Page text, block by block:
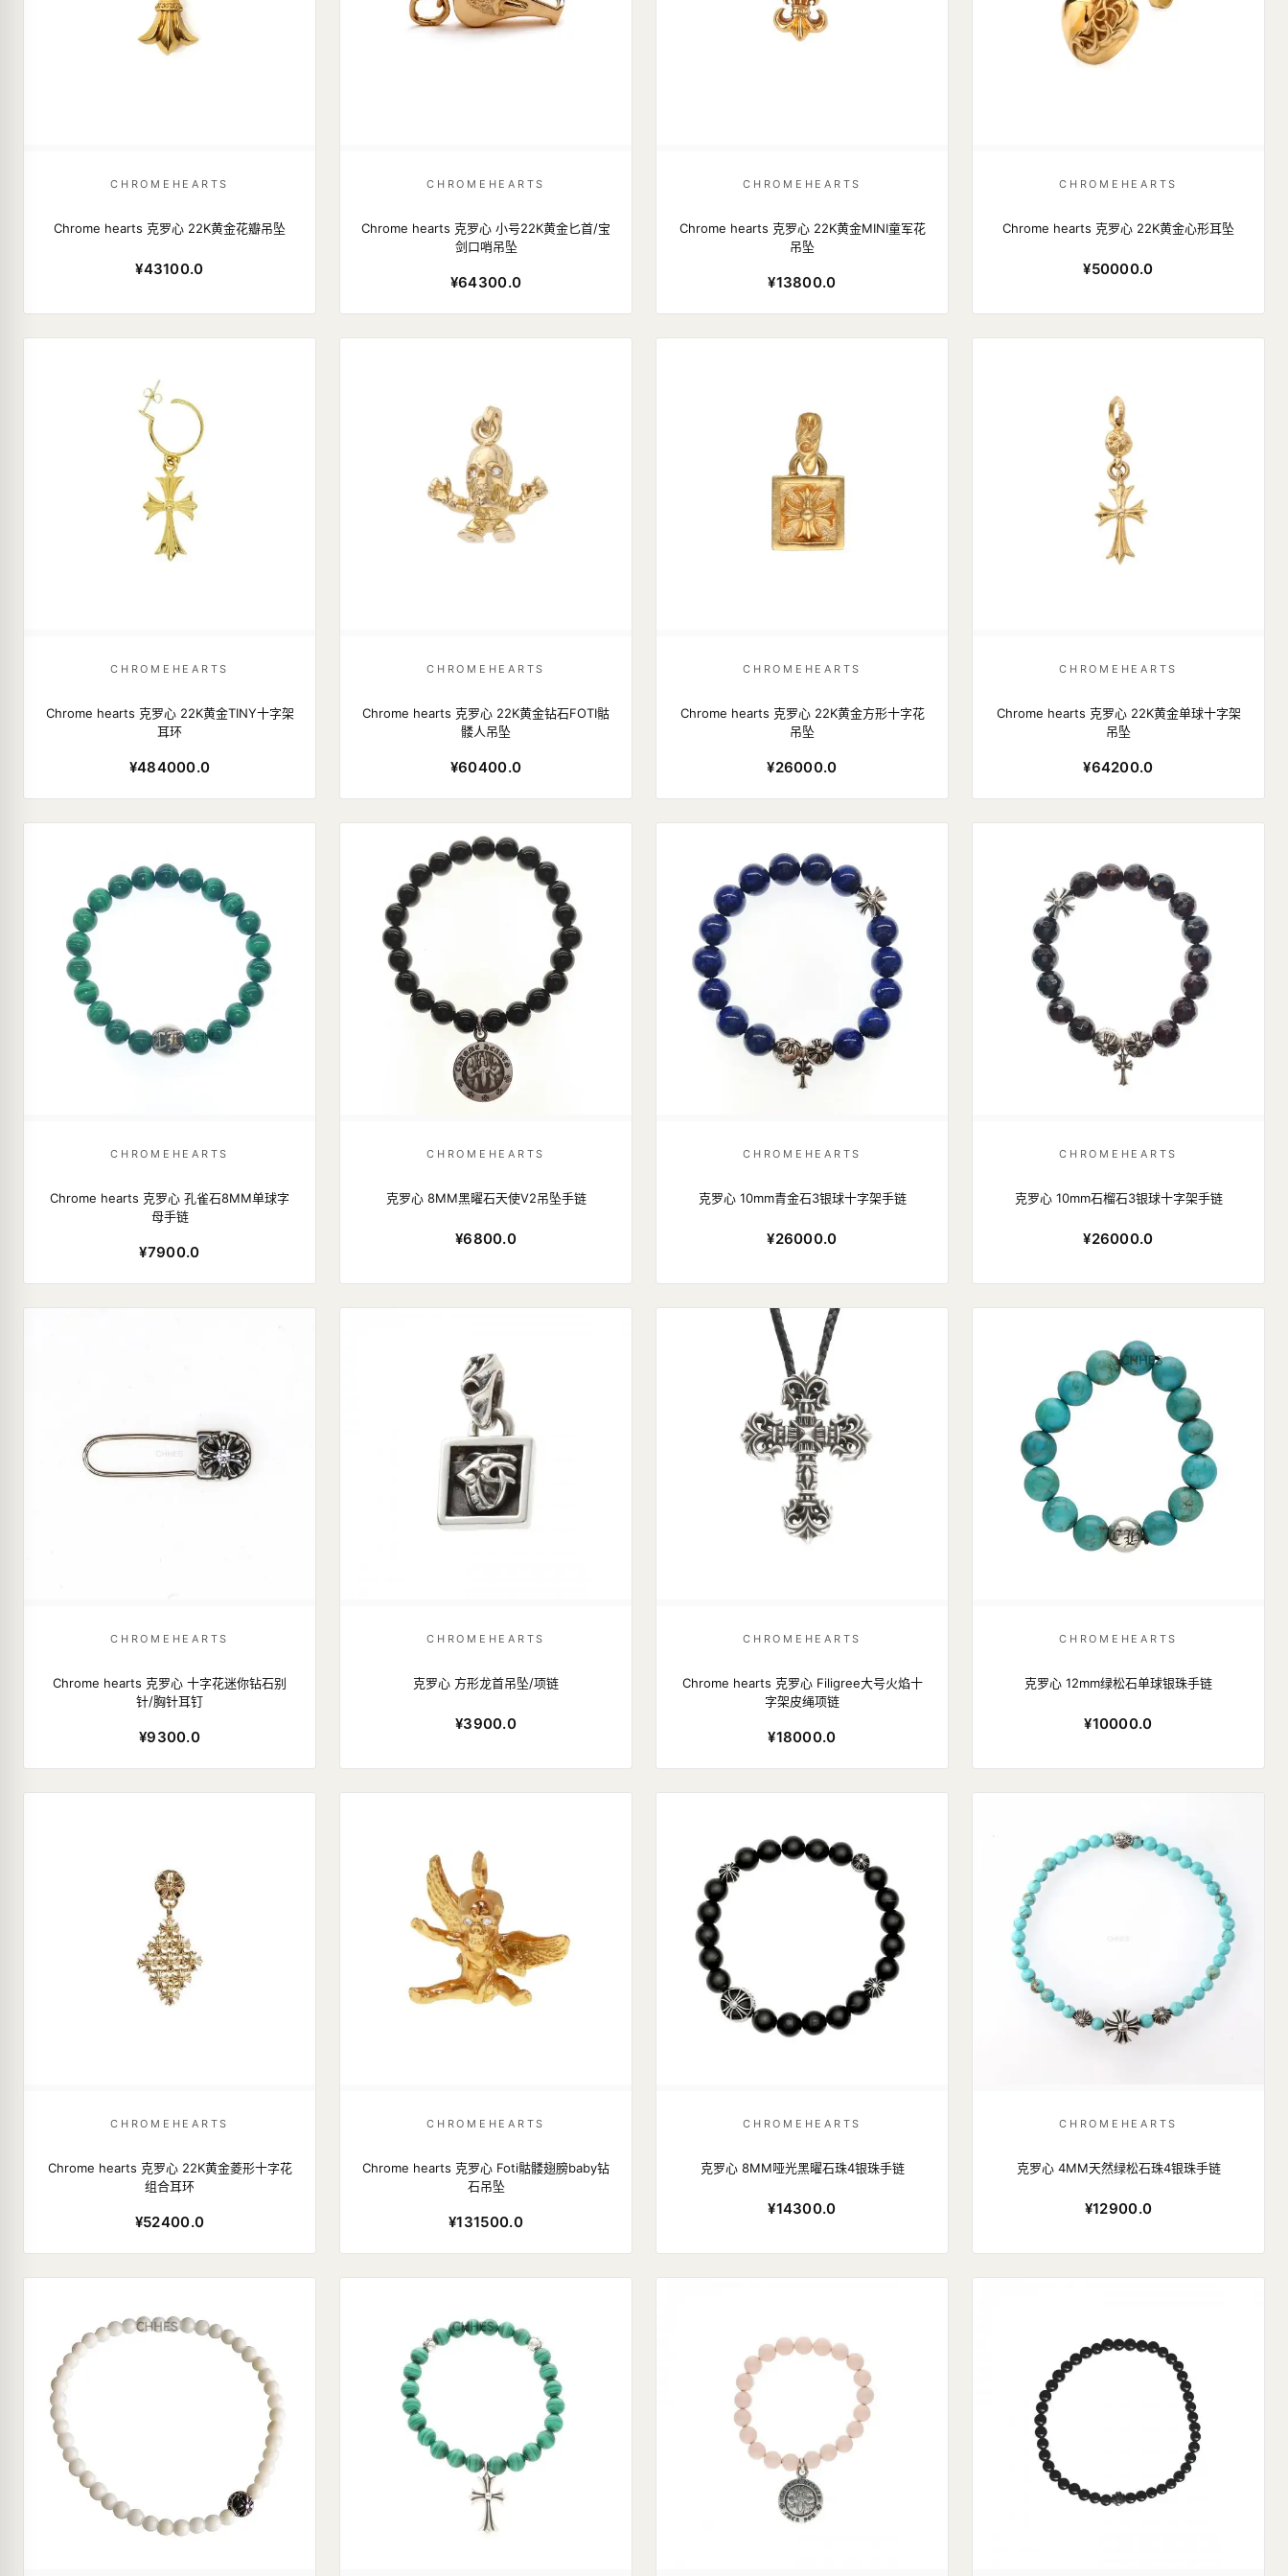
CHROMEHEARTS
Chrome hearts 克罗心 22K黄金花瓣吊坠
¥43100.0
CHROMEHEARTS
Chrome hearts 克罗心 小号22K黄金匕首/宝
剑口哨吊坠
¥64300.0
CHROMEHEARTS
Chrome hearts 克罗心 22K黄金MINI童军花
吊坠
¥13800.0
CHROMEHEARTS
Chrome hearts 克罗心 22K黄金心形耳坠
¥50000.0
CHROMEHEARTS
Chrome hearts 克罗心 22K黄金TINY十字架
耳环
¥484000.0
CHROMEHEARTS
Chrome hearts 克罗心 22K黄金钻石FOTI骷
髅人吊坠
¥60400.0
CHROMEHEARTS
Chrome hearts 克罗心 22K黄金方形十字花
吊坠
¥26000.0
CHROMEHEARTS
Chrome hearts 克罗心 22K黄金单球十字架
吊坠
¥64200.0
CHROMEHEARTS
Chrome hearts 克罗心 孔雀石8MM单球字
母手链
¥7900.0
CHROMEHEARTS
克罗心 8MM黑曜石天使V2吊坠手链
¥6800.0
CHROMEHEARTS
克罗心 10mm青金石3银球十字架手链
¥26000.0
CHROMEHEARTS
克罗心 10mm石榴石3银球十字架手链
¥26000.0
CHROMEHEARTS
Chrome hearts 克罗心 十字花迷你钻石别
针/胸针耳钉
¥9300.0
CHROMEHEARTS
克罗心 方形龙首吊坠/项链
¥3900.0
CHROMEHEARTS
Chrome hearts 克罗心 Filigree大号火焰十
字架皮绳项链
¥18000.0
CHROMEHEARTS
克罗心 12mm绿松石单球银珠手链
¥10000.0
CHROMEHEARTS
Chrome hearts 克罗心 22K黄金菱形十字花
组合耳环
¥52400.0
CHROMEHEARTS
Chrome hearts 克罗心 Foti骷髅翅膀baby钻
石吊坠
¥131500.0
CHROMEHEARTS
克罗心 8MM哑光黑曜石珠4银珠手链
¥14300.0
CHROMEHEARTS
克罗心 4MM天然绿松石珠4银珠手链
¥12900.0